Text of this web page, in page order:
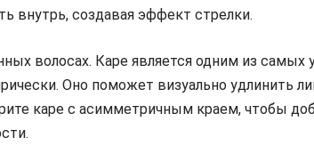
внутрь, создавая эффект стрелки.
волосах. Каре является одним из самых
Оно поможет визуально удлинить
каре с асимметричным краем, чтобы